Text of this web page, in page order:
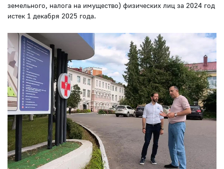
земельного, налога на имущество) физических лиц за 2024 год
истек 1 декабря 2025 года.